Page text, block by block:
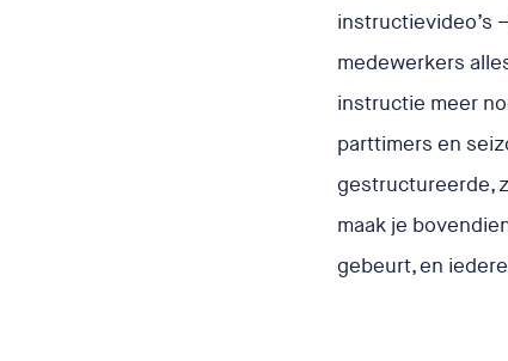
instructievideo’s
medewerkers
instructie meer
parttimers en
gestructureerde,
maak je
gebeurt, en